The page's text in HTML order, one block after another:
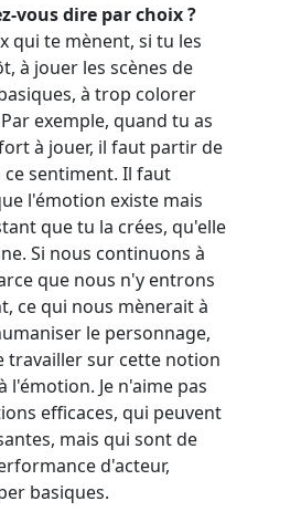
vous dire par choix ?
qui te mènent, si tu les
à jouer les scènes de
à trop colorer
exemple, quand tu as
à jouer, il faut partir de
ce sentiment. Il faut
l'émotion existe mais
que tu la crées, qu'elle
Si nous continuons à
que nous n'y entrons
ce qui nous mènerait à
le personnage,
travailler sur cette notion
l'émotion. Je n'aime pas
efficaces, qui peuvent
mais qui sont de
d'acteur,
basiques.